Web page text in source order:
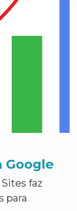
Google
faz
para